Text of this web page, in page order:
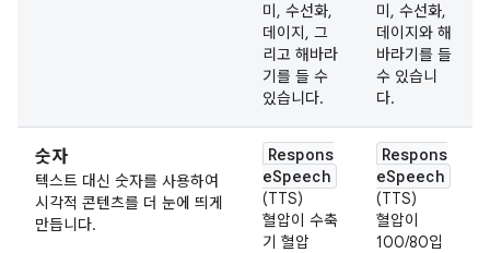
미, 수선화,
데이지, 그
리고 해바라
기를 들 수
있습니다.
미, 수선화,
데이지와 해
바라기를 들
수 있습니
다.
숫자
텍스트 대신 숫자를 사용하여
시각적 콘텐츠를 더 눈에 띄게
만듭니다.
Respons
eSpeech
(TTS)
혈압이 수축
기 혈압
Respons
eSpeech
(TTS)
혈압이
100/80입